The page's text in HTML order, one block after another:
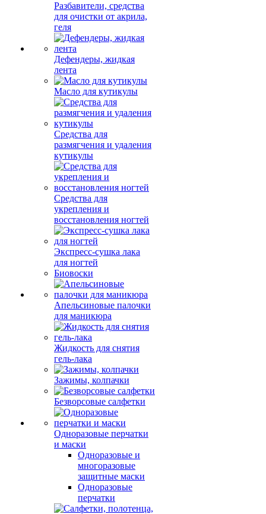
Разбавители, средства
для очистки от акрила,
геля
Дефендеры, жидкая
лента
Масло для кутикулы
Средства для
размягчения и удаления
кутикулы
Средства для
укрепления и
восстановления ногтей
Экспресс-сушка лака
для ногтей
Биовоски
Апельсиновые палочки
для маникюра
Жидкость для снятия
гель-лака
Зажимы, колпачки
Безворсовые салфетки
Одноразовые перчатки
и маски
Одноразовые и
многоразовые
защитные маски
Одноразовые
перчатки